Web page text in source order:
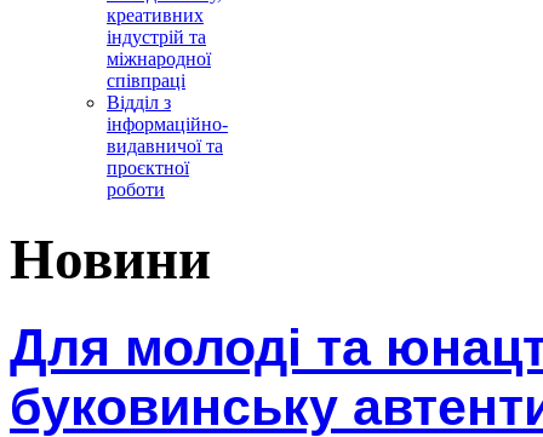
креативних
індустрій та
міжнародної
співпраці
Відділ з
інформаційно-
видавничої та
проєктної
роботи
Новини
Для молоді та
буковинську